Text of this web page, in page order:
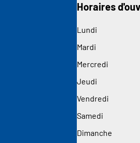
Horaires
Lundi
Mardi
Mercredi
Jeudi
Vendredi
Samedi
Dimanche